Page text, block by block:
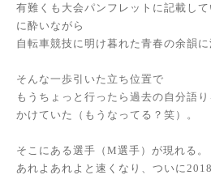
有難くも大会パンフレットに記載し
に酔いながら
自転車競技に明け暮れた青春の余韻に
そんな一歩引いた立ち位置で
もうちょっと行ったら過去の自分語
かけていた（もうなってる？笑）。
そこにある選手（M選手）が現れる。
あれよあれよと速くなり、ついに